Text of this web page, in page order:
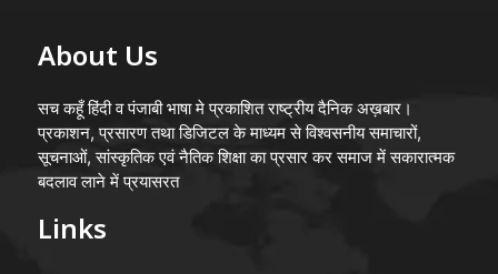
About Us
सच कहूँ हिंदी व पंजाबी भाषा मे प्रकाशित राष्ट्रीय दैनिक अख़बार।
प्रकाशन, प्रसारण तथा डिजिटल के माध्यम से विश्वसनीय समाचारों,
सूचनाओं, सांस्कृतिक एवं नैतिक शिक्षा का प्रसार कर समाज में सकारात्मक
बदलाव लाने में प्रयासरत
Links